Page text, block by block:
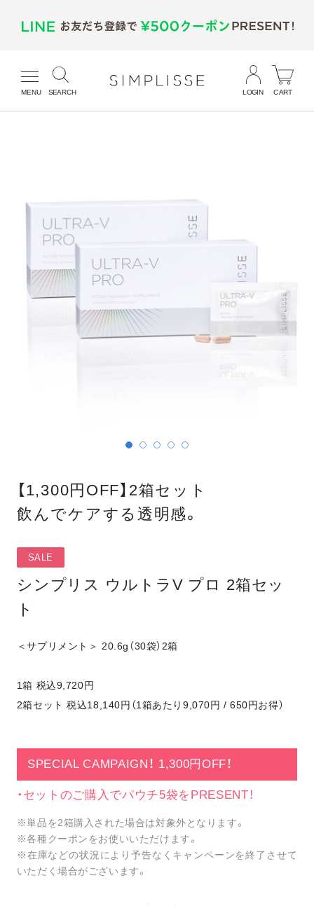
MENU SEARCH LOGIN CART
【1,300円OFF】2箱セット
飲んでケアする透明感。
SALE
シンプリス ウルトラV プロ 2箱セッ
ト
＜サプリメント＞ 20.6g（30袋）2箱
1箱 税込9,720円
2箱セット 税込18,140円（1箱あたり9,070円 / 650円お得）
SPECIAL CAMPAIGN！ 1,300円OFF！
・セットのご購入でパウチ5袋をPRESENT！
※単品を2箱購入された場合は対象外となります。
※各種クーポンをお使いいただけます。
※在庫などの状況により予告なくキャンペーンを終了させて
いただく場合がございます。